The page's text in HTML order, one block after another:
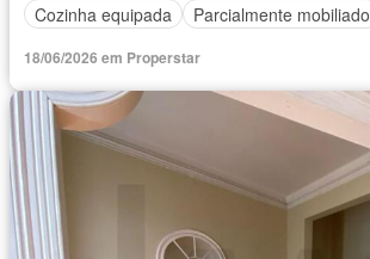
Cozinha equipada
Parcialmente mobiliado
18/06/2026 em Properstar